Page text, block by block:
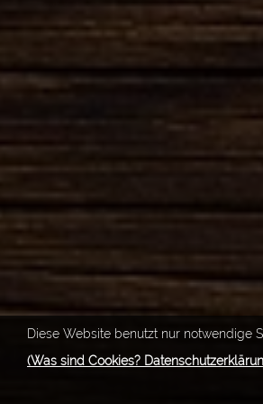
Diese Website benutzt nur notwendige
(Was sind Cookies?